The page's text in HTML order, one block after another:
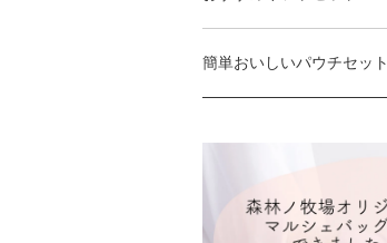
簡単おいしいパウチセット